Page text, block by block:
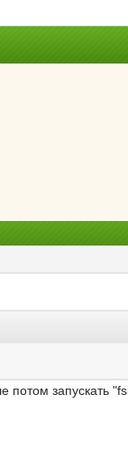
потом запускать